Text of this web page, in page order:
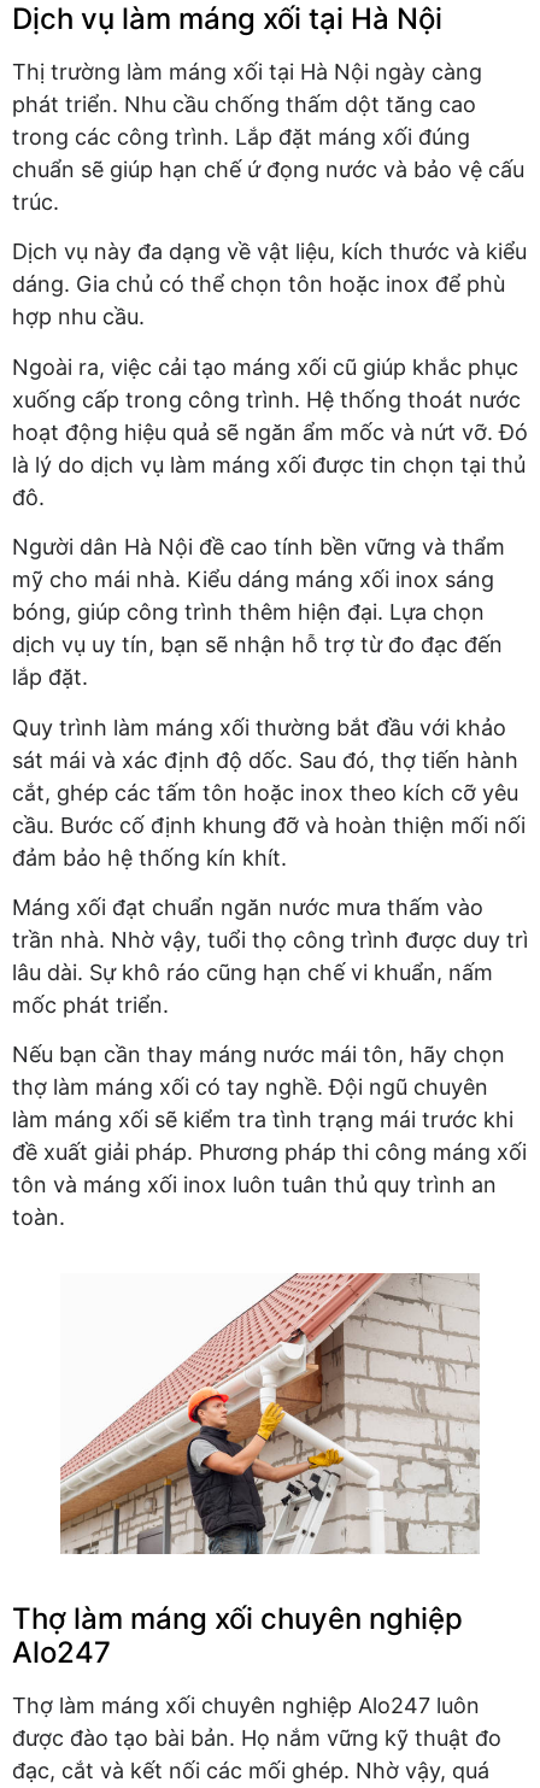
Dịch vụ làm máng xối tại Hà Nội
Thị trường làm máng xối tại Hà Nội ngày càng
phát triển. Nhu cầu chống thấm dột tăng cao
trong các công trình. Lắp đặt máng xối đúng
chuẩn sẽ giúp hạn chế ứ đọng nước và bảo vệ cấu
trúc.
Dịch vụ này đa dạng về vật liệu, kích thước và kiểu
dáng. Gia chủ có thể chọn tôn hoặc inox để phù
hợp nhu cầu.
Ngoài ra, việc cải tạo máng xối cũ giúp khắc phục
xuống cấp trong công trình. Hệ thống thoát nước
hoạt động hiệu quả sẽ ngăn ẩm mốc và nứt vỡ. Đó
là lý do dịch vụ làm máng xối được tin chọn tại thủ
đô.
Người dân Hà Nội đề cao tính bền vững và thẩm
mỹ cho mái nhà. Kiểu dáng máng xối inox sáng
bóng, giúp công trình thêm hiện đại. Lựa chọn
dịch vụ uy tín, bạn sẽ nhận hỗ trợ từ đo đạc đến
lắp đặt.
Quy trình làm máng xối thường bắt đầu với khảo
sát mái và xác định độ dốc. Sau đó, thợ tiến hành
cắt, ghép các tấm tôn hoặc inox theo kích cỡ yêu
cầu. Bước cố định khung đỡ và hoàn thiện mối nối
đảm bảo hệ thống kín khít.
Máng xối đạt chuẩn ngăn nước mưa thấm vào
trần nhà. Nhờ vậy, tuổi thọ công trình được duy trì
lâu dài. Sự khô ráo cũng hạn chế vi khuẩn, nấm
mốc phát triển.
Nếu bạn cần thay máng nước mái tôn, hãy chọn
thợ làm máng xối có tay nghề. Đội ngũ chuyên
làm máng xối sẽ kiểm tra tình trạng mái trước khi
đề xuất giải pháp. Phương pháp thi công máng xối
tôn và máng xối inox luôn tuân thủ quy trình an
toàn.
Thợ làm máng xối chuyên nghiệp
Alo247
Thợ làm máng xối chuyên nghiệp Alo247 luôn
được đào tạo bài bản. Họ nắm vững kỹ thuật đo
đạc, cắt và kết nối các mối ghép. Nhờ vậy, quá